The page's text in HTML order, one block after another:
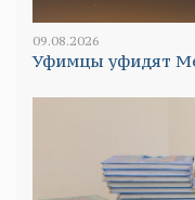
09.08.2026
Уфимцы уфидят